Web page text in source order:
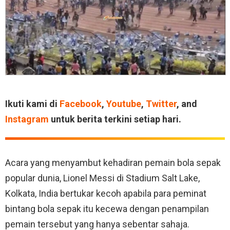
Ikuti kami di Facebook, Youtube, Twitter, and
Instagram untuk berita terkini setiap hari.
Acara yang menyambut kehadiran pemain bola sepak
popular dunia, Lionel Messi di Stadium Salt Lake,
Kolkata, India bertukar kecoh apabila para peminat
bintang bola sepak itu kecewa dengan penampilan
pemain tersebut yang hanya sebentar sahaja.